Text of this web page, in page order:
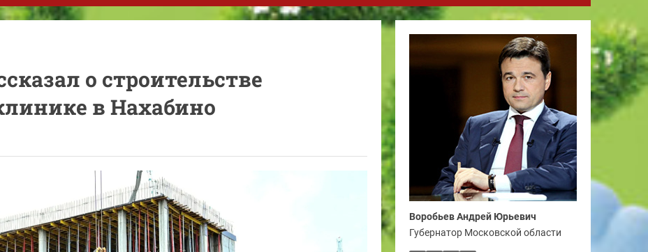
о строительстве
в Нахабино
Воробьев Андрей Юрьевич
Губернатор Московской области